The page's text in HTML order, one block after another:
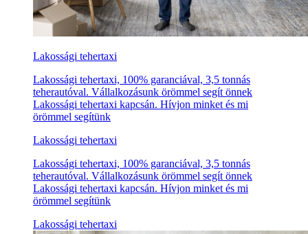
Lakossági tehertaxi
Lakossági tehertaxi, 100% garanciával, 3,5 tonnás
teherautóval. Vállalkozásunk örömmel segít önnek
Lakossági tehertaxi kapcsán. Hívjon minket és mi
örömmel segítünk
Lakossági tehertaxi
Lakossági tehertaxi, 100% garanciával, 3,5 tonnás
teherautóval. Vállalkozásunk örömmel segít önnek
Lakossági tehertaxi kapcsán. Hívjon minket és mi
örömmel segítünk
Lakossági tehertaxi